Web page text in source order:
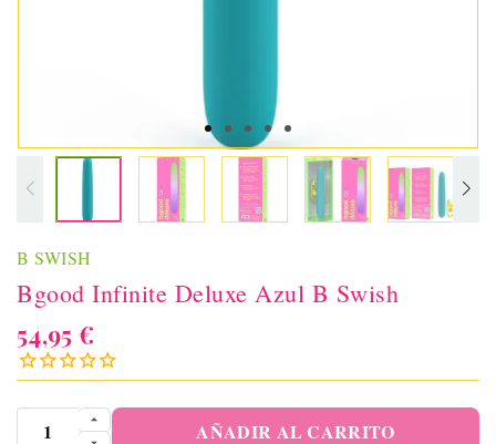
B SWISH
Bgood Infinite Deluxe Azul B Swish
54,95 €
AÑADIR AL CARRITO